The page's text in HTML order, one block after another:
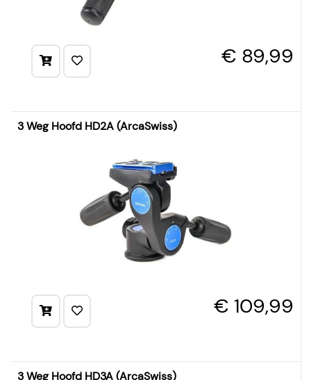
€ 89,99
3 Weg Hoofd HD2A (ArcaSwiss)
€ 109,99
3 Weg Hoofd HD3A (ArcaSwiss)